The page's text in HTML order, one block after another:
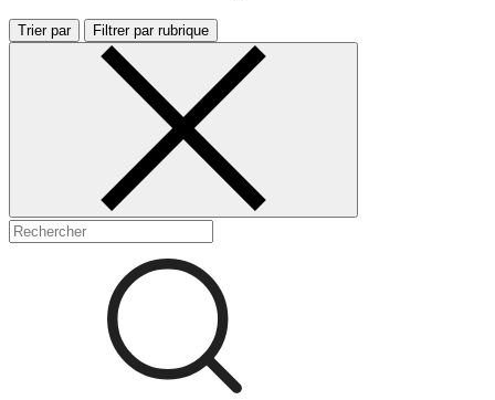
Trier par Filtrer par rubrique